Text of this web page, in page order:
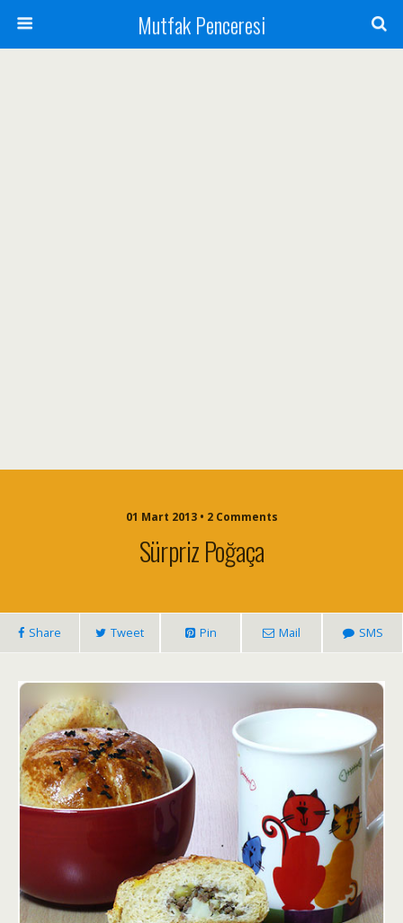
Mutfak Penceresi
01 Mart 2013 • 2 Comments
Sürpriz Poğaça
Share Tweet Pin Mail SMS